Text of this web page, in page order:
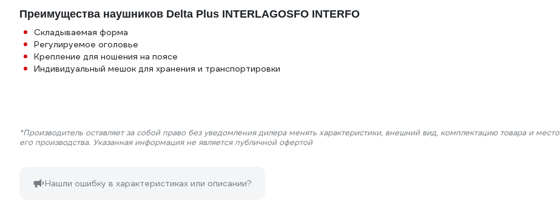
Преимущества наушников Delta Plus INTERLAGOSFO INTERFO
Складываемая форма
Регулируемое оголовье
Крепление для ношения на поясе
Индивидуальный мешок для хранения и транспортировки
*Производитель оставляет за собой право без уведомления дилера менять характеристики, внешний вид, комплектацию товара и место
его производства. Указанная информация не является публичной офертой
Нашли ошибку в характеристиках или описании?